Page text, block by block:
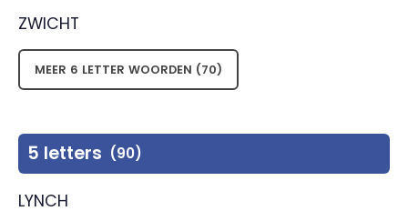
ZWICHT
MEER 6 LETTER WOORDEN (70)
5 letters (90)
LYNCH